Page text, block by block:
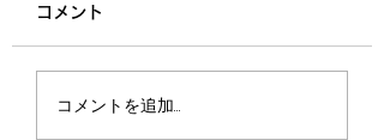
コメント
コメントを追加…